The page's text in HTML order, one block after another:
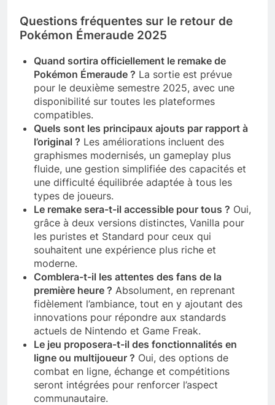
Questions fréquentes sur le retour de
Pokémon Émeraude 2025
Quand sortira officiellement le remake de
Pokémon Émeraude ? La sortie est prévue
pour le deuxième semestre 2025, avec une
disponibilité sur toutes les plateformes
compatibles.
Quels sont les principaux ajouts par rapport à
l’original ? Les améliorations incluent des
graphismes modernisés, un gameplay plus
fluide, une gestion simplifiée des capacités et
une difficulté équilibrée adaptée à tous les
types de joueurs.
Le remake sera-t-il accessible pour tous ? Oui,
grâce à deux versions distinctes, Vanilla pour
les puristes et Standard pour ceux qui
souhaitent une expérience plus riche et
moderne.
Comblera-t-il les attentes des fans de la
première heure ? Absolument, en reprenant
fidèlement l’ambiance, tout en y ajoutant des
innovations pour répondre aux standards
actuels de Nintendo et Game Freak.
Le jeu proposera-t-il des fonctionnalités en
ligne ou multijoueur ? Oui, des options de
combat en ligne, échange et compétitions
seront intégrées pour renforcer l’aspect
communautaire.